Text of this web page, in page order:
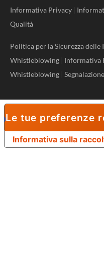
Informativa Privacy
Qualità
Politica per la Sicurezza delle
Whistleblowing
Informativa
Whistleblowing
Informativa sulla
Le tue preferenze